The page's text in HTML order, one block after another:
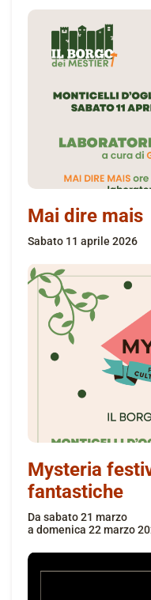
Mai dire mais
sabato 11 aprile 2026
Mysteria
fantastiche
da sabato 21 marzo
a domenica 22 marzo